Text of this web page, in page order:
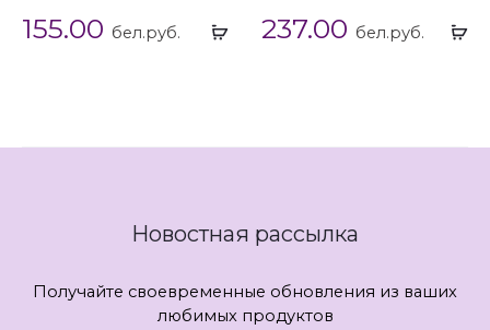
Выбрать
155.00 бел.руб. 237.00 бел.руб.
Новостная рассылка
Получайте своевременные обновления из ваших
любимых продуктов